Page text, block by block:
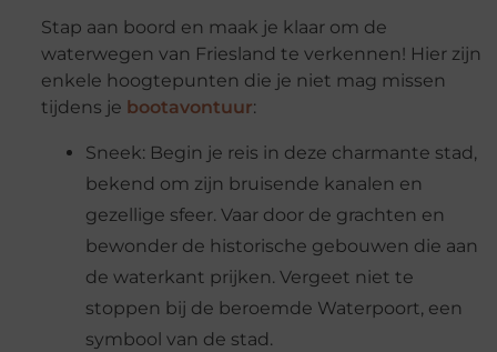
Stap aan boord en maak je klaar om de
waterwegen van Friesland te verkennen! Hier zijn
enkele hoogtepunten die je niet mag missen
tijdens je bootavontuur:
Sneek: Begin je reis in deze charmante stad,
bekend om zijn bruisende kanalen en
gezellige sfeer. Vaar door de grachten en
bewonder de historische gebouwen die aan
de waterkant prijken. Vergeet niet te
stoppen bij de beroemde Waterpoort, een
symbool van de stad.